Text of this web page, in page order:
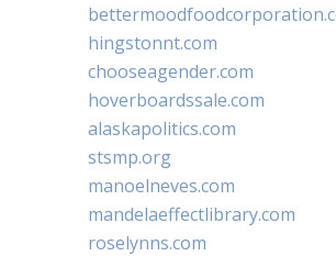
hingstonnt.com
chooseagender.com
hoverboardssale.com
alaskapolitics.com
stsmp.org
manoelneves.com
mandelaeffectlibrary.com
roselynns.com